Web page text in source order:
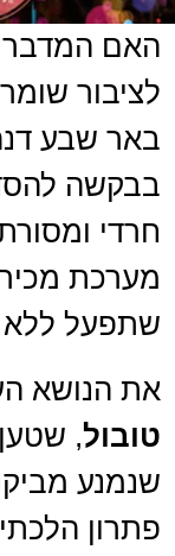
האם
לציבור
באר שבע
בבקשה
חרדי
מערכת
שתפעל ללא
את הנושא
טובול, שטען
שנמנע
פתרון